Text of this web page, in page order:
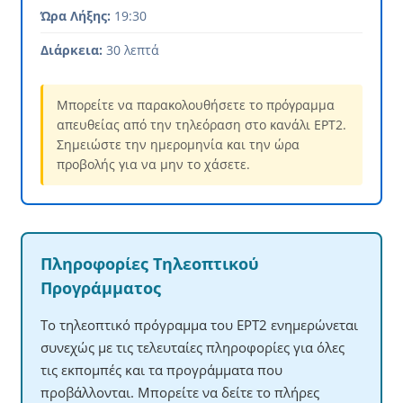
Ώρα Λήξης: 19:30
Διάρκεια: 30 λεπτά
Μπορείτε να παρακολουθήσετε το πρόγραμμα
απευθείας από την τηλεόραση στο κανάλι ΕΡΤ2.
Σημειώστε την ημερομηνία και την ώρα
προβολής για να μην το χάσετε.
Πληροφορίες Τηλεοπτικού
Προγράμματος
Το τηλεοπτικό πρόγραμμα του ΕΡΤ2 ενημερώνεται
συνεχώς με τις τελευταίες πληροφορίες για όλες
τις εκπομπές και τα προγράμματα που
προβάλλονται. Μπορείτε να δείτε το πλήρες